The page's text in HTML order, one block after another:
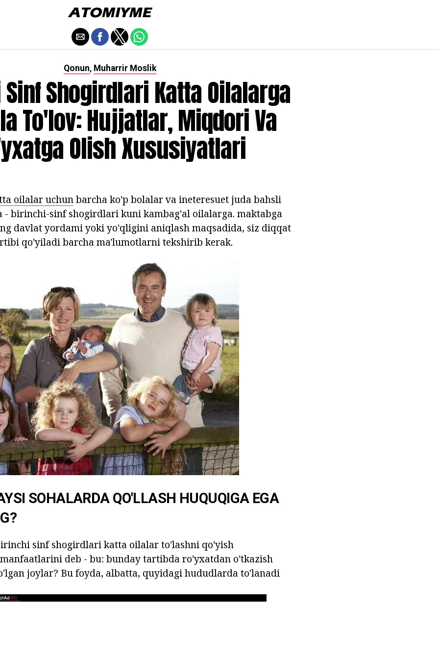
Qonun, Muharrir Moslik
Shogirdlari Katta Oilalarga
To'lov: Hujjatlar, Miqdori Va
Olish Xususiyatlari
oilalar uchunbarcha ko'p bolalar va ineteresuet juda bahsli
- birinchi-sinf shogirdlari kuni kambag'al oilalarga. maktabga
davlat yordami yoki yo'qligini aniqlash maqsadida, siz diqqat
qo'yiladi barcha ma'lumotlarni tekshirib kerak.
SOHALARDA QO'LLASH HUQUQIGA EGA
sinf shogirdlari katta oilalar to'lashni qo'yish
deb - bu: bunday tartibda ro'yxatdan o'tkazish
joylar? Bu foyda, albatta, quyidagi hududlarda to'lanadi